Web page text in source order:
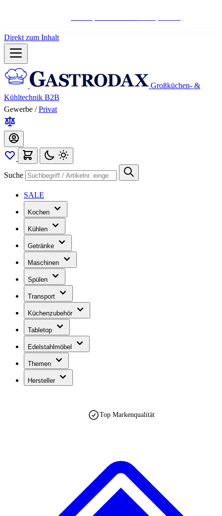
Direkt zum Inhalt
Großküchen- &
Kühltechnik B2B
Gewerbe / Privat
Suche
SALE
Kochen
Kühlen
Getränke
Maschinen
Spülen
Transport
Küchenzubehör
Tabletop
Edelstahlmöbel
Themen
Hersteller
Top Markenqualität